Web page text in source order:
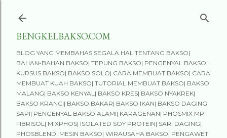
BENGKELBAKSO.COM
BLOG YANG MEMBAHAS SEGALA HAL TENTANG BAKSO|
BAHAN-BAHAN BAKSO| TEPUNG BAKSO| PENGENYAL BAKSO|
KURSUS BAKSO| BAKSO SOLO| CARA MEMBUAT BAKSO| CARA
MEMBUAT KUAH BAKSO| TUTORIAL MEMBUAT BAKSO| BAKSO
MALANG| BAKSO KENYAL| BAKSO KRES| BAKSO NYAKREK|
BAKSO KRANCI| BAKSO BAKAR| BAKSO IKAN| BAKSO DAGING
SAPI| PENGENYAL BAKSO ALAMI| KARAGENAN| PHOSMIX MP
FIBRISOL| MIXPHOS| ISOLATED SOY PROTEIN| SARI DAGING|
PHOSBLEND| MESIN BAKSO| WIRAUSAHA BAKSO| PENGAWET